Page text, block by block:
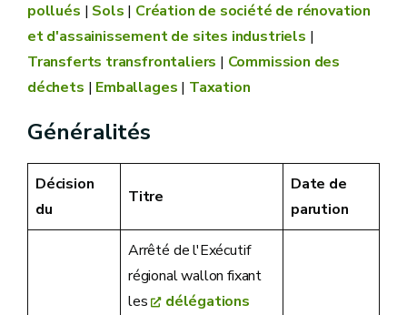
pollués | Sols | Création de société de rénovation
et d'assainissement de sites industriels |
Transferts transfrontaliers | Commission des
déchets | Emballages | Taxation
Généralités
Décision
du
Titre
Date de
parution
Arrêté de l'Exécutif
régional wallon fixant
les
délégations